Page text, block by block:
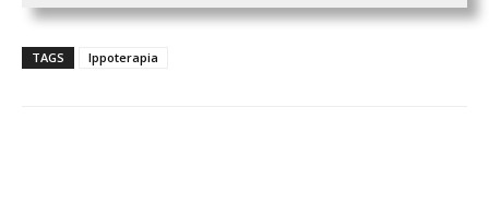
TAGS Ippoterapia